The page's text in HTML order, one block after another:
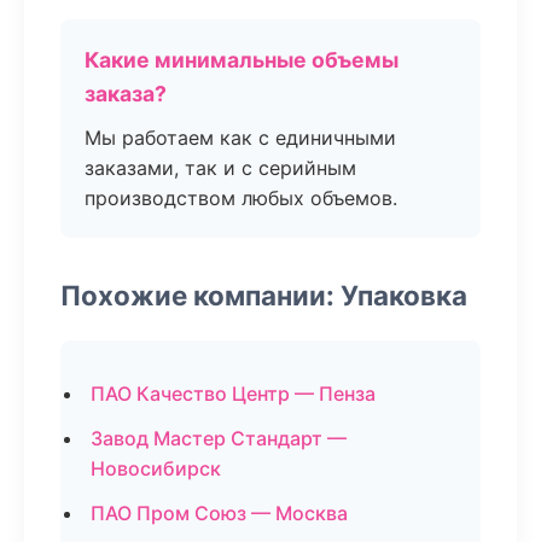
Какие минимальные объемы
заказа?
Мы работаем как с единичными
заказами, так и с серийным
производством любых объемов.
Похожие компании: Упаковка
ПАО Качество Центр — Пенза
Завод Мастер Стандарт —
Новосибирск
ПАО Пром Союз — Москва